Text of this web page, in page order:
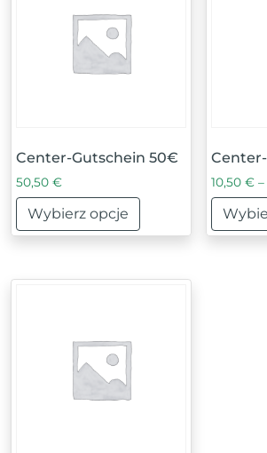
Center-Gutschein 50€
50,50 €
Wybierz opcje
Ten produkt ma wiele wariantów.
10,50€ –
Ten